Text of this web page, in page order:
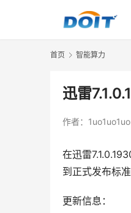
首页 智能算力
迅雷
作者： 1uo1uo1uo
在迅雷
到正式发布标
更新信息：